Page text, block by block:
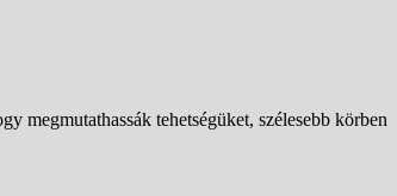
tehetségüket, szélesebb körben